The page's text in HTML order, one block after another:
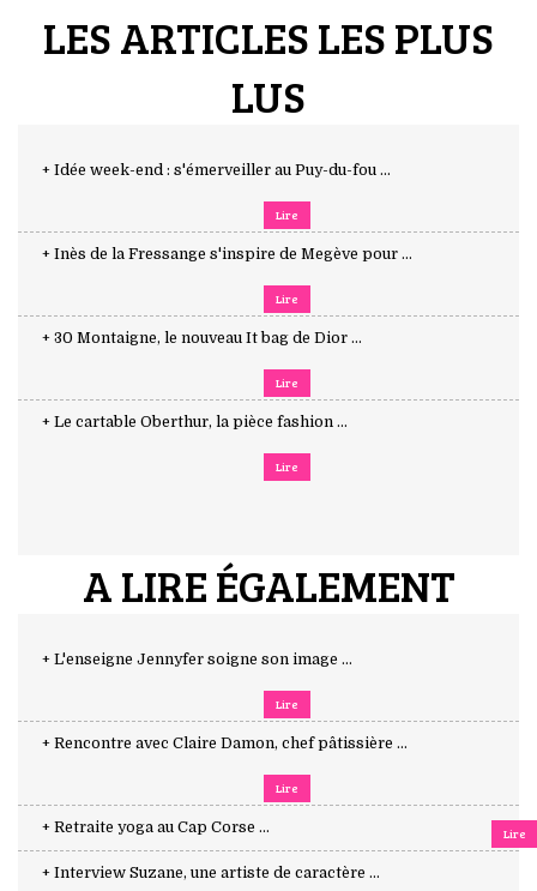
LES ARTICLES LES PLUS
LUS
+ Idée week-end : s'émerveiller au Puy-du-fou ...
Lire
+ Inès de la Fressange s'inspire de Megève pour ...
Lire
+ 30 Montaigne, le nouveau It bag de Dior ...
Lire
+ Le cartable Oberthur, la pièce fashion ...
Lire
A LIRE ÉGALEMENT
+ L'enseigne Jennyfer soigne son image ...
Lire
+ Rencontre avec Claire Damon, chef pâtissière ...
Lire
+ Retraite yoga au Cap Corse ... Lire
+ Interview Suzane, une artiste de caractère ...